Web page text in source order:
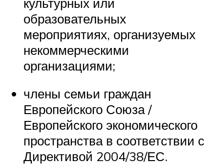
образовательных
мероприятиях, организуемых
некоммерческими
организациями;
члены семьи граждан
Европейского Союза /
Европейского экономического
пространства в соответствии с
Директивой 2004/38/ЕС.